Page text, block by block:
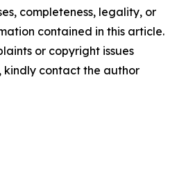
completeness, legality, or
contained in this article.
or copyright issues
contact the author